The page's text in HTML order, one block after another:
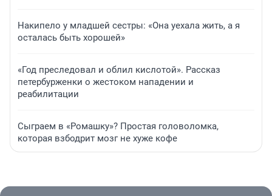
Накипело у младшей сестры: «Она уехала жить, а я
осталась быть хорошей»
«Год преследовал и облил кислотой». Рассказ
петербурженки о жестоком нападении и
реабилитации
Сыграем в «Ромашку»? Простая головоломка,
которая взбодрит мозг не хуже кофе